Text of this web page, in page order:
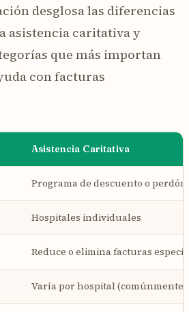
desglosa las diferencias
asistencia caritativa y
que más importan
con facturas
Asistencia Caritativa
Programa de descuento o
Hospitales individuales
Reduce o elimina facturas
Varía por hospital (comúnmente